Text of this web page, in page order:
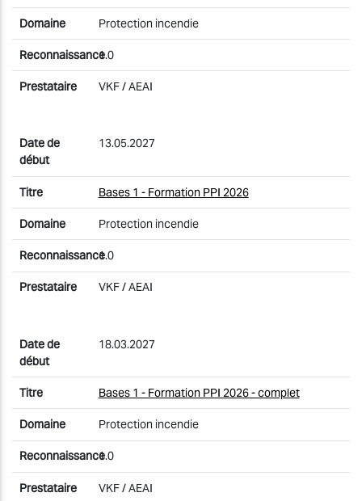
Protection incendie
1.0
VKF / AEAI
13.05.2027
Bases 1 - Formation PPI 2026
Protection incendie
1.0
VKF / AEAI
18.03.2027
Bases 1 - Formation PPI 2026 - complet
Protection incendie
1.0
VKF / AEAI